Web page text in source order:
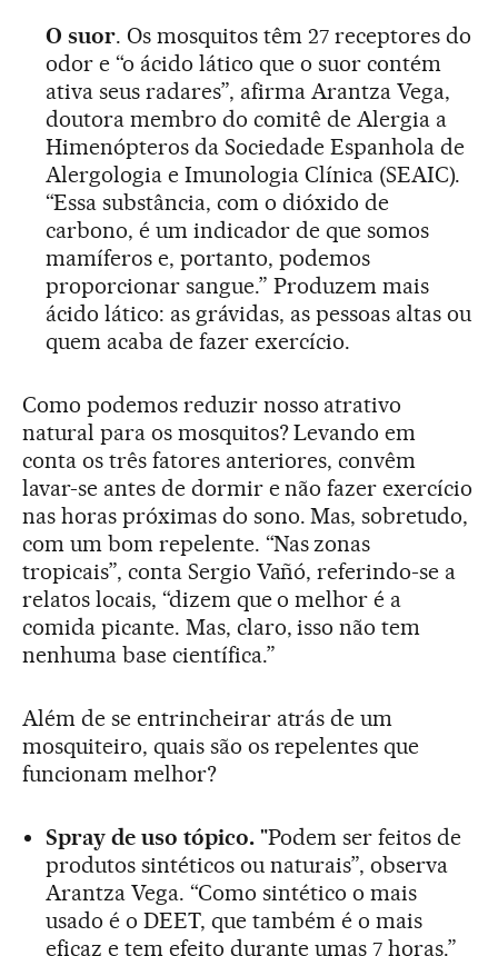
O suor. Os mosquitos têm 27 receptores do
odor e “o ácido lático que o suor contém
ativa seus radares”, afirma Arantza Vega,
doutora membro do comitê de Alergia a
Himenópteros da Sociedade Espanhola de
Alergologia e Imunologia Clínica (SEAIC).
“Essa substância, com o dióxido de
carbono, é um indicador de que somos
mamíferos e, portanto, podemos
proporcionar sangue.” Produzem mais
ácido lático: as grávidas, as pessoas altas ou
quem acaba de fazer exercício.
Como podemos reduzir nosso atrativo
natural para os mosquitos? Levando em
conta os três fatores anteriores, convêm
lavar-se antes de dormir e não fazer exercício
nas horas próximas do sono. Mas, sobretudo,
com um bom repelente. “Nas zonas
tropicais”, conta Sergio Vañó, referindo-se a
relatos locais, “dizem que o melhor é a
comida picante. Mas, claro, isso não tem
nenhuma base científica.”
Além de se entrincheirar atrás de um
mosquiteiro, quais são os repelentes que
funcionam melhor?
Spray de uso tópico. "Podem ser feitos de
produtos sintéticos ou naturais”, observa
Arantza Vega. “Como sintético o mais
usado é o DEET, que também é o mais
eficaz e tem efeito durante umas 7 horas.”